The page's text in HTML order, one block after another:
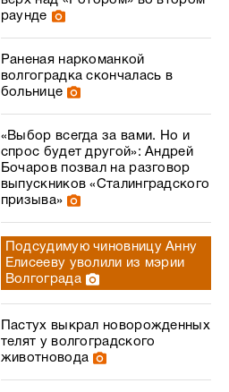
раунде
Раненая наркоманкой
волгоградка скончалась в
больнице
«Выбор всегда за вами. Но и
спрос будет другой»: Андрей
Бочаров позвал на разговор
выпускников «Сталинградского
призыва»
Подсудимую чиновницу Анну
Елисееву уволили из мэрии
Волгограда
Пастух выкрал новорожденных
телят у волгоградского
животновода